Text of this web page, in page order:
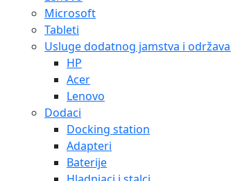
Microsoft
Tableti
Usluge dodatnog jamstva i
HP
Acer
Lenovo
Dodaci
Docking station
Adapteri
Baterije